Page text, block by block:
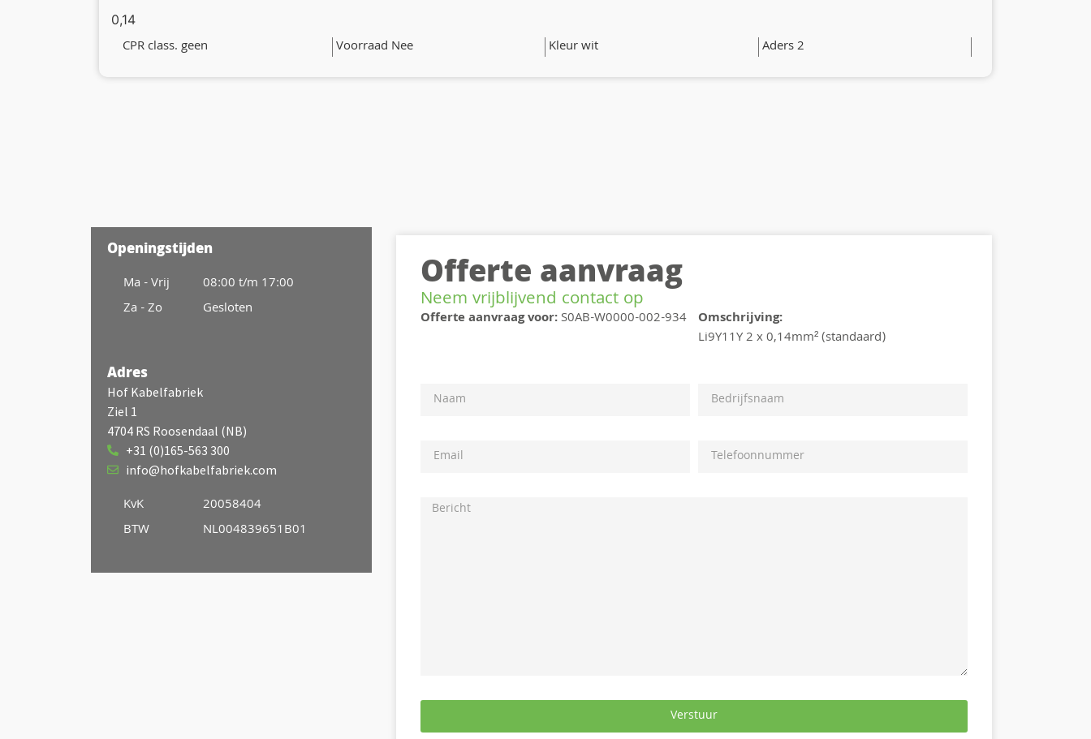
0,14
CPR class. geen Voorraad Nee Kleur wit Aders 2
Openingstijden
Ma - Vrij
Za - Zo
08:00 t/m 17:00
Gesloten
Adres
Hof Kabelfabriek
Ziel 1
4704 RS Roosendaal (NB)
+31 (0)165-563 300
info@hofkabelfabriek.com
KvK
BTW
20058404
NL004839651B01
Offerte aanvraag
Neem vrijblijvend contact op
Offerte aanvraag voor:S0AB-W0000-002-934 Omschrijving:
Li9Y11Y 2 x 0,14mm² (standaard)
Verstuur